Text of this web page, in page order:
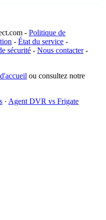
- Politique de
- État du service -
sécurité - Nous contacter-
ou consultez notre
· Agent DVR vs Frigate